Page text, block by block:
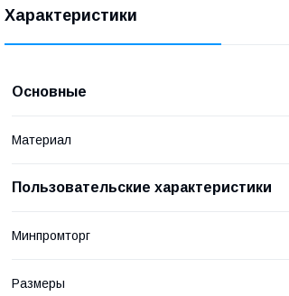
Характеристики
Основные
Материал
Пользовательские характеристики
Минпромторг
Размеры